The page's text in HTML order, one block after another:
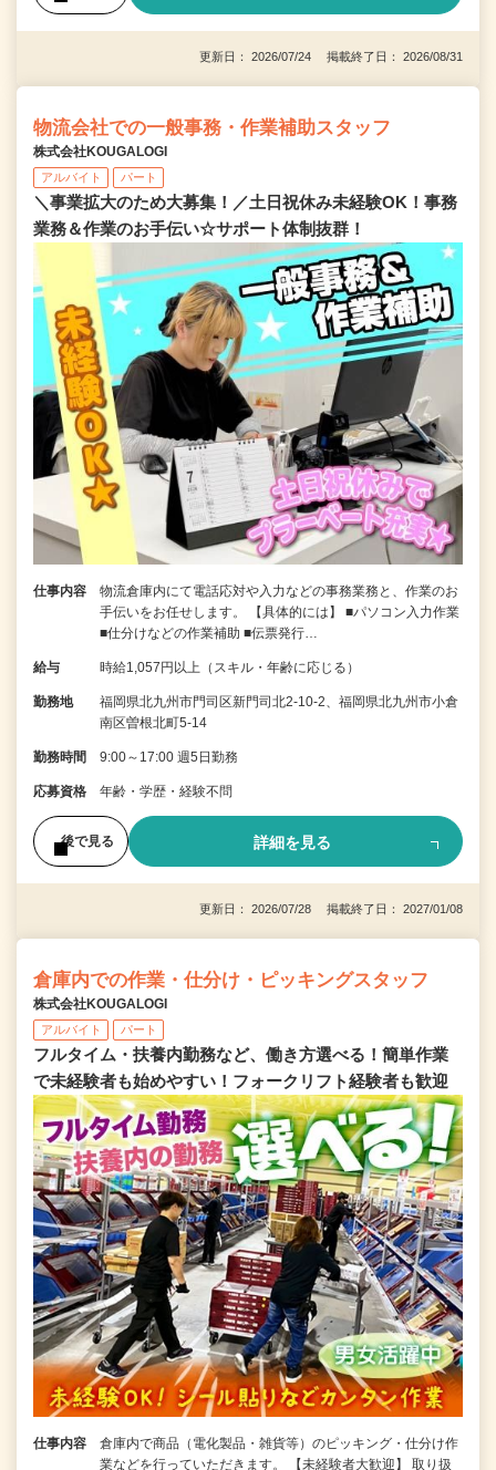
更新日： 2026/07/24 掲載終了日： 2026/08/31
物流会社での一般事務・作業補助スタッフ
株式会社KOUGALOGI
アルバイト パート
＼事業拡大のため大募集！／土日祝休み未経験OK！事務
業務＆作業のお手伝い☆サポート体制抜群！
仕事内容
物流倉庫内にて電話応対や入力などの事務業務と、作業のお
手伝いをお任せします。 【具体的には】 ■パソコン入力作業
■仕分けなどの作業補助 ■伝票発行…
給与 時給1,057円以上（スキル・年齢に応じる）
勤務地
福岡県北九州市門司区新門司北2-10-2、福岡県北九州市小倉
南区曽根北町5-14
勤務時間 9:00～17:00 週5日勤務
応募資格 年齢・学歴・経験不問
後で見る 詳細を見る
更新日： 2026/07/28 掲載終了日： 2027/01/08
倉庫内での作業・仕分け・ピッキングスタッフ
株式会社KOUGALOGI
アルバイト パート
フルタイム・扶養内勤務など、働き方選べる！簡単作業
で未経験者も始めやすい！フォークリフト経験者も歓迎
仕事内容
倉庫内で商品（電化製品・雑貨等）のピッキング・仕分け作
業などを行っていただきます。 【未経験者大歓迎】 取り扱